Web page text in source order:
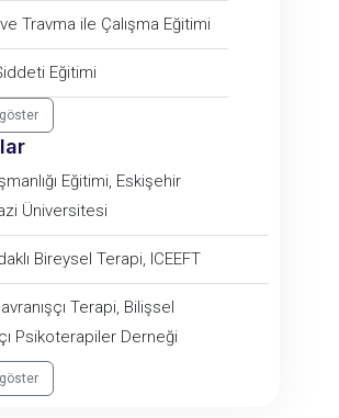
Travma ile Çalışma Eğitimi
Eğitimi
Eğitimi, Eskişehir
Üniversitesi
Bireysel Terapi, ICEEFT
Terapi, Bilişsel
Psikoterapiler Derneği